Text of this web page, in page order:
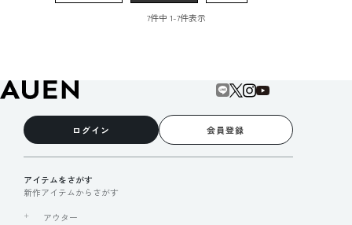
7件中 1-7件表示
ログイン 会員登録
アイテムをさがす
新作アイテムからさがす
アウター